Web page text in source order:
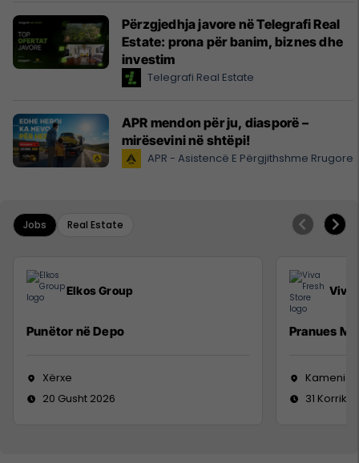
Përzgjedhja javore në Telegrafi Real
Estate: prona për banim, biznes dhe
investim
Telegrafi Real Estate
APR mendon për ju, diasporë –
mirësevini në shtëpi!
APR - Asistencë E Përgjithshme Rrugore
Jobs Real Estate
Elkos Group
Punëtor në Depo
Xërxe
20 Gusht 2026
Viva
Pranues
Kamenicë
31 Korrik